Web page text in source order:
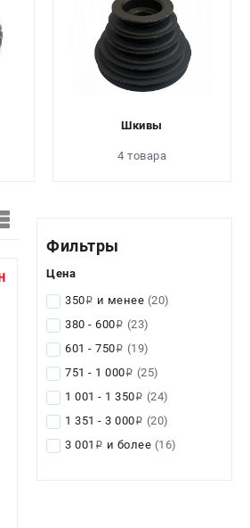
Шкивы
4 товара
Фильтры
Цена
350i и менее (20)
380 - 600i (23)
601 - 750i (19)
751 - 1 000i (25)
1 001 - 1 350i (24)
1 351 - 3 000i (20)
3 001 i и более (16)